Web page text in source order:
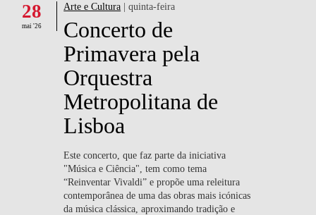
DOCENTES E INVESTIGAÇÃO
COMUNIDADE
LIFE AT NOVA SBE
WHAT'S HAPPENING
28
mai '26
Arte e Cultura | quinta-feira
Concerto de
Primavera pela
Orquestra
Metropolitana de
Lisboa
Este concerto, que faz parte da iniciativa
"Música e Ciência", tem como tema
“Reinventar Vivaldi” e propõe uma releitura
contemporânea de uma das obras mais icónicas
da música clássica, aproximando tradição e